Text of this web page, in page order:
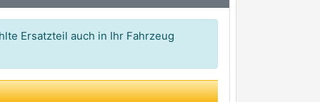
Ersatzteil auch in Ihr Fahrzeug